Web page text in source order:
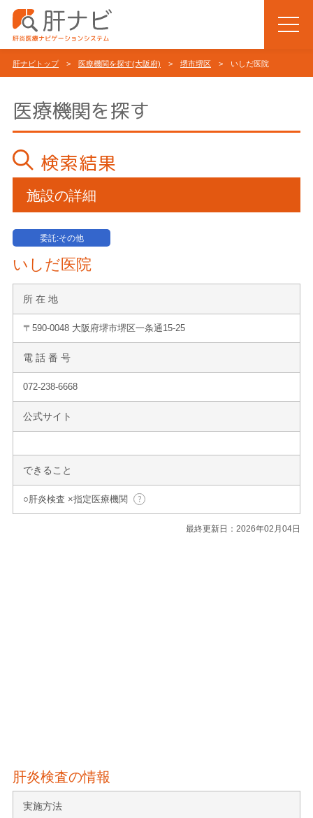
肝ナビトップ> 医療機関を探す(大阪府) > 堺市堺区 > いしだ医院
医療機関を探す
検索結果
施設の詳細
委託:その他
いしだ医院
所 在 地
〒590-0048 大阪府堺市堺区一条通15-25
電 話 番 号
072-238-6668
公式サイト
できること
○肝炎検査 ×指定医療機関
最終更新日：2026年02月04日
肝炎検査の情報
実施方法